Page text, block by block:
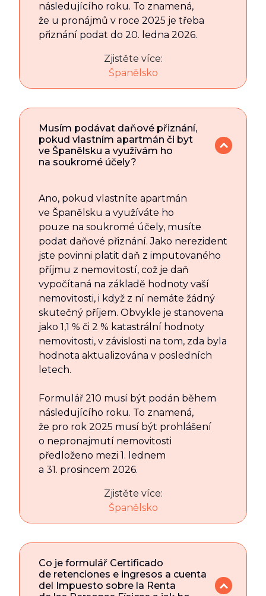
následujícího roku. To znamená,
že u pronájmů v roce 2025 je třeba
přiznání podat do 20. ledna 2026.
Zjistěte více:
Španělsko
Musím podávat daňové přiznání,
pokud vlastním apartmán či byt
ve Španělsku a využívám ho
na soukromé účely?
Ano, pokud vlastníte apartmán
ve Španělsku a využíváte ho
pouze na soukromé účely, musíte
podat daňové přiznání. Jako nerezident
jste povinni platit daň z imputovaného
příjmu z nemovitostí, což je daň
vypočítaná na základě hodnoty vaší
nemovitosti, i když z ní nemáte žádný
skutečný příjem. Obvykle je stanovena
jako 1,1 % či 2 % katastrální hodnoty
nemovitosti, v závislosti na tom, zda byla
hodnota aktualizována v posledních
letech.
Formulář 210 musí být podán během
následujícího roku. To znamená,
že pro rok 2025 musí být prohlášení
o nepronajmutí nemovitosti
předloženo mezi 1. lednem
a 31. prosincem 2026.
Zjistěte více:
Španělsko
Co je formulář Certificado
de retenciones e ingresos a cuenta
del Impuesto sobre la Renta